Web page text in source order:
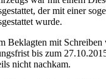
der mit einer
wurde.
Beklagten mit
bis zum
nicht nachkam.